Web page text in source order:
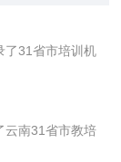
了31省市培训机
云南31省市教培